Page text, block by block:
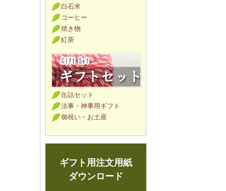
白石米
コーヒー
焼き物
紅茶
缶詰セット
法事・神事用ギフト
御祝い・お土産
ギフト用注文用紙
ダウンロード